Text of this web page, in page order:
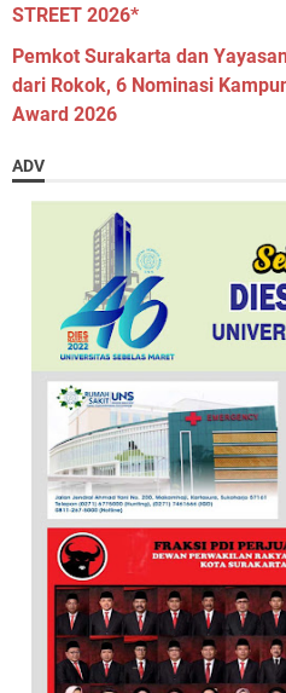
STREET 2026*
Pemkot Surakarta dan
dari Rokok, 6 Nominasi
Award 2026
ADV